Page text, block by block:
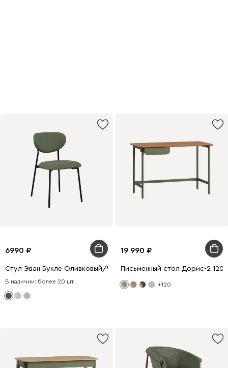
6990
Стул Эван Букле Оливковый/Черный
В наличии: более 20 шт.
19 990
Письменный стол Дорис-2
+120